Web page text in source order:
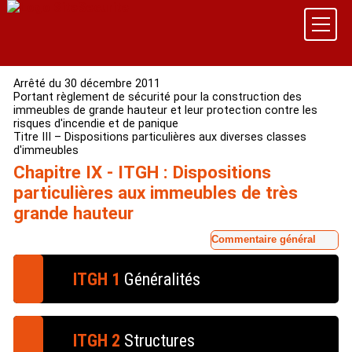
Arrêté du 30 décembre 2011
Portant règlement de sécurité pour la construction des
immeubles de grande hauteur et leur protection contre les
risques d'incendie et de panique
Titre III – Dispositions particulières aux diverses classes
d'immeubles
Chapitre IX - ITGH : Dispositions
particulières aux immeubles de très
grande hauteur
Commentaire général
ITGH 1 Généralités
Les dispositions de ce chapitre s'appliquent en
complément et en aggravation des dispositions
prévues aux autres chapitres du présent règlement de
ITGH 2 Structures